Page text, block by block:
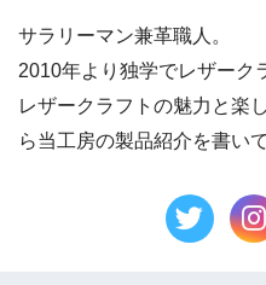
サラリーマン兼革職人。
2010年より独学でレザーク
レザークラフトの魅力と楽
ら当工房の製品紹介を書い